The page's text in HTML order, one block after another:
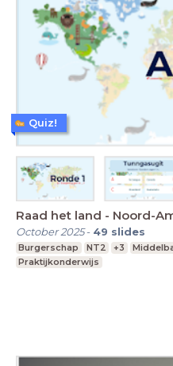
Raad het land - Noord-
October 2025- 49 slides
Burgerschap NT2 +3
Praktijkonderwijs
Quiz!